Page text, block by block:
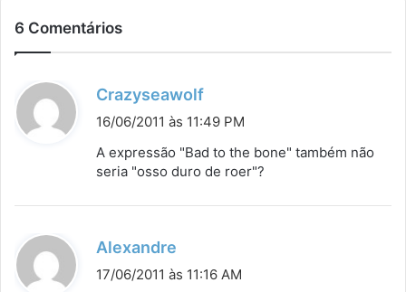
6 Comentários
Crazyseawolf
i
s
16/06/2011 às 11:49 PM
A expressão "Bad to the bone" também não
seria "osso duro de roer"?
Alexandre
i
17/06/2011 às 11:16 AM